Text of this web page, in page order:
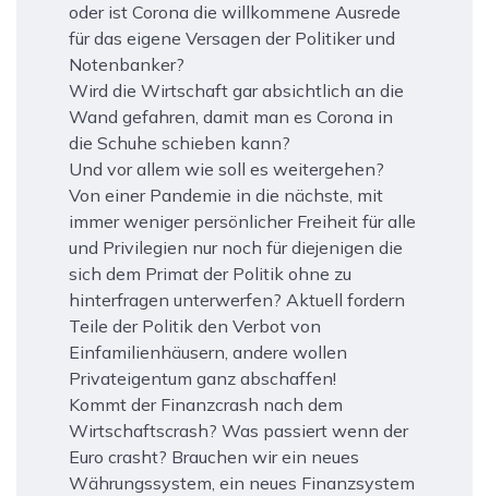
oder ist Corona die willkommene Ausrede
für das eigene Versagen der Politiker und
Notenbanker?
Wird die Wirtschaft gar absichtlich an die
Wand gefahren, damit man es Corona in
die Schuhe schieben kann?
Und vor allem wie soll es weitergehen?
Von einer Pandemie in die nächste, mit
immer weniger persönlicher Freiheit für alle
und Privilegien nur noch für diejenigen die
sich dem Primat der Politik ohne zu
hinterfragen unterwerfen? Aktuell fordern
Teile der Politik den Verbot von
Einfamilienhäusern, andere wollen
Privateigentum ganz abschaffen!
Kommt der Finanzcrash nach dem
Wirtschaftscrash? Was passiert wenn der
Euro crasht? Brauchen wir ein neues
Währungssystem, ein neues Finanzsystem